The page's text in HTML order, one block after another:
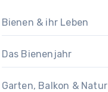
Bienen & ihr Leben
Das Bienenjahr
Garten, Balkon & Natur